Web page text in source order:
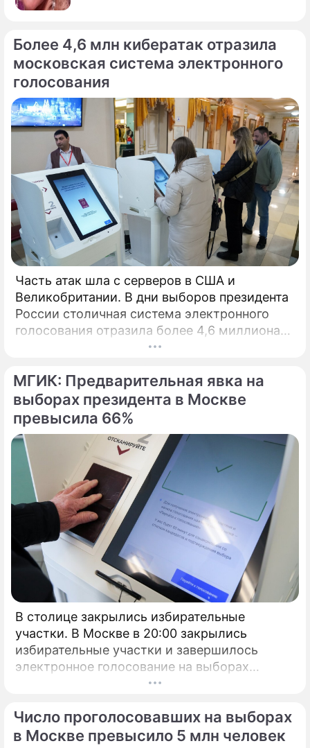
Более 4,6 млн кибератак отразила
московская система электронного
голосования
Часть атак шла с серверов в США и
Великобритании. В дни выборов президента
России столичная система электронного
голосования отразила более 4,6 миллиона
кибератак, сообщил глава Электронного
МГИК: Предварительная явка на
выборах президента в Москве
превысила 66%
В столице закрылись избирательные
участки. В Москве в 20:00 закрылись
избирательные участки и завершилось
электронное голосование на выборах
Число проголосовавших на выборах
в Москве превысило 5 млн человек